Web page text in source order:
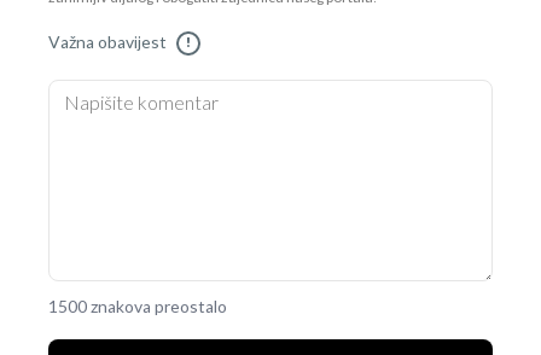
Važna obavijest !
1500 znakova preostalo